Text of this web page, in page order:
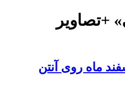
+تصاویر
از ۲۹ اسفند ماه روی آنتن